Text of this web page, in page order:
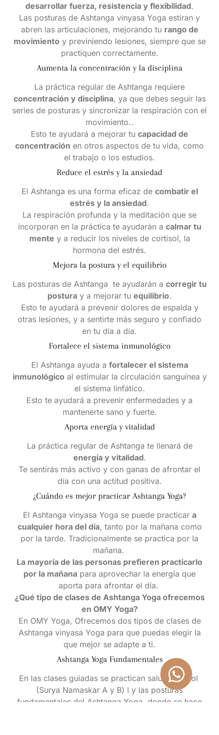
desarrollar fuerza, resistencia y flexibilidad.
Las posturas de Ashtanga vinyasa Yoga estiran y
abren las articulaciones, mejorando tu rango de
movimiento y previniendo lesiones, siempre que se
practiquen correctamente.
Aumenta la concentración y la disciplina
La práctica regular de Ashtanga requiere
concentración y disciplina, ya que debes seguir las
series de posturas y sincronizar la respiración con el
movimiento..
Esto te ayudará a mejorar tu capacidad de
concentración en otros aspectos de tu vida, como
el trabajo o los estudios.
Reduce el estrés y la ansiedad
El Ashtanga es una forma eficaz de combatir el
estrés y la ansiedad.
La respiración profunda y la meditación que se
incorporan en la práctica te ayudarán a calmar tu
mente y a reducir los niveles de cortisol, la
hormona del estrés.
Mejora la postura y el equilibrio
Las posturas de Ashtanga te ayudarán a corregir tu
postura y a mejorar tu equilibrio.
Esto te ayudará a prevenir dolores de espalda y
otras lesiones, y a sentirte más seguro y confiado
en tu día a día.
Fortalece el sistema inmunológico
El Ashtanga ayuda a fortalecer el sistema
inmunológico al estimular la circulación sanguínea y
el sistema linfático.
Esto te ayudará a prevenir enfermedades y a
mantenerte sano y fuerte.
Aporta energía y vitalidad
La práctica regular de Ashtanga te llenará de
energía y vitalidad.
Te sentirás más activo y con ganas de afrontar el
día con una actitud positiva.
¿Cuándo es mejor practicar Ashtanga Yoga?
El Ashtanga vinyasa Yoga se puede practicar a
cualquier hora del día, tanto por la mañana como
por la tarde. Tradicionalmente se practica por la
mañana.
La mayoría de las personas prefieren practicarlo
por la mañana para aprovechar la energía que
aporta para afrontar el día.
¿Qué tipo de clases de Ashtanga Yoga ofrecemos
en OMY Yoga?
En OMY Yoga, Ofrecemos dos tipos de clases de
Ashtanga vinyasa Yoga para que puedas elegir la
que mejor se adapte a ti.
Ashtanga Yoga Fundamentales
En lasclases guiadas se practican saludos al sol
(Surya Namaskar A y B) l y las posturas
fundamentales del Ashtanga Yoga, donde se hace